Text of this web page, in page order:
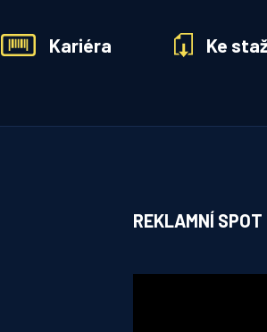
Kariéra Ke
REKLAMNÍ